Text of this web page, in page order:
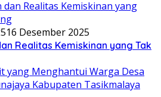
16 Desember 2025
Realitas Kemiskinan yang Tak